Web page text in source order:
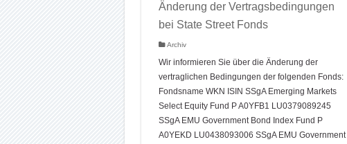
Änderung der Vertragsbedingungen
bei State Street Fonds
Archiv
Wir informieren Sie über die Änderung der
vertraglichen Bedingungen der folgenden Fonds:
Fondsname WKN ISIN SSgA Emerging Markets
Select Equity Fund P A0YFB1 LU0379089245
SSgA EMU Government Bond Index Fund P
A0YEKD LU0438093006 SSgA EMU Government